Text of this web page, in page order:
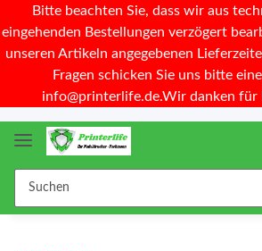
Bitte beachten Sie, dass wir aus
eingehenden Bestellungen verzögert
unseren Artikeln angegebenen
Fragen schicken Sie uns bitte
info@printerlife.de.Wir danken für